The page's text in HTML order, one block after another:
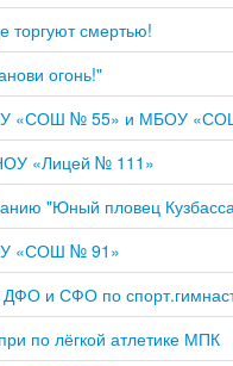
торгуют смертью!
огонь!"
«СОШ № 55» и МБОУ
«Лицей № 111»
"Юный пловец
«СОШ № 91»
и СФО по
по лёгкой атлетике МПК